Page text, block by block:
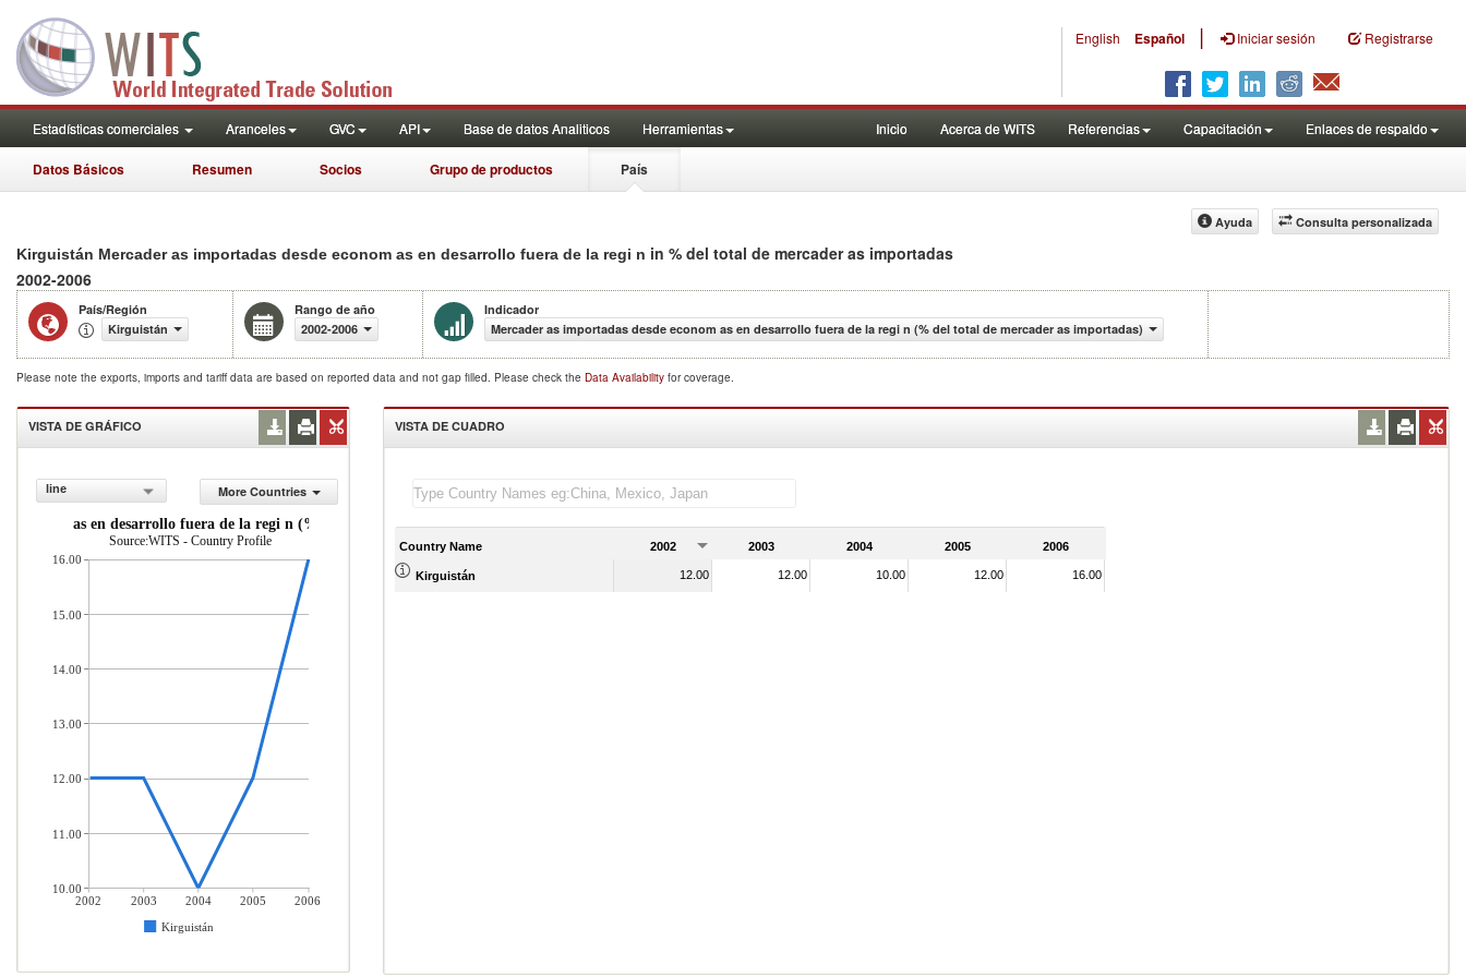
English Español | Iniciar sesión Registrarse
Estadísticas comerciales Aranceles GVC API Base de datos Analiticos Herramientas Inicio Acerca de WITS Referencias Capacitación Enlaces de respaldo
Datos Básicos Resumen Socios Grupo de productos País
Consulta personalizada
Ayuda
Kirguistán Mercader as importadas desde econom as en desarrollo fuera de la regi n in % del total de mercader as importadas
2002-2006
País/Región
Kirguistán
Rango de año
2002-2006
Indicador
Mercader as importadas desde econom as en desarrollo fuera de la regi n (% del total de mercader as importadas)
Please note the exports, imports and tariff data are based on reported data and not gap filled. Please check the Data Availability for coverage.
VISTA DE GRÁFICO
line
More Countries
econom as en desarrollo fuera de la regi n (% del total de mercader as importadas)
Source:WITS - Country Profile
2002 2003 2004 2005
2006
Kirguistán
16.00
15.00
14.00
13.00
12.00
11.00
10.00
VISTA DE CUADRO
Country Name 2002 2003 2004 2005 2006
Kirguistán 12.00 12.00 10.00 12.00 16.00